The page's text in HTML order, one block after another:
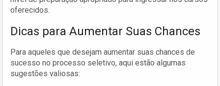
oferecidos.
Dicas para Aumentar Suas Chances
Para aqueles que desejam aumentar suas chances de
sucesso no processo seletivo, aqui estão algumas
sugestões valiosas: